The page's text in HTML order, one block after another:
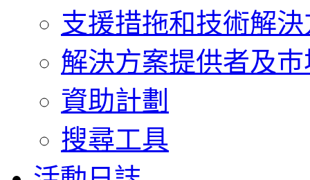
支援措拖和技術解
解決方案提供者及
資助計劃
搜尋工具